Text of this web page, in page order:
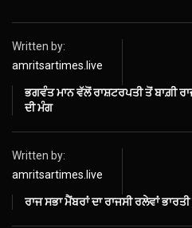
Written by:
amritsartimes.live
ਭਗਵੰਤ ਮਾਨ ਵੱਲੋਂ ਰਾਸ਼ਟਰਪਤੀ ਤੋਂ ਬਾਗ਼ੀ
ਦੀ ਮੰਗ
Written by:
amritsartimes.live
ਰਾਜ ਸਭਾ ਮੈਂਬਰਾਂ ਦਾ ਰਾਜਸੀ ਰਲੇਵਾਂ